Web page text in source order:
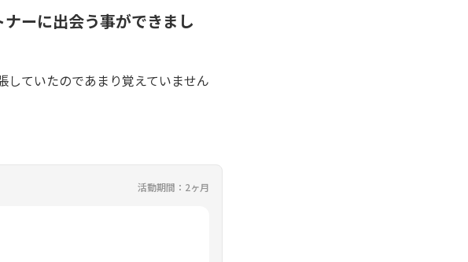
ーに出会う事ができまし
ていたのであまり覚えていません
活動期間：2ヶ月